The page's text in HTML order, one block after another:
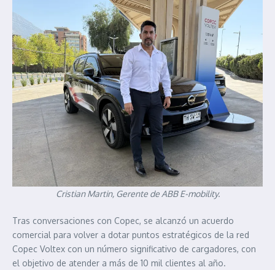
Cristian Martin, Gerente de ABB E-mobility.
Tras conversaciones con Copec, se alcanzó un acuerdo
comercial para volver a dotar puntos estratégicos de la red
Copec Voltex con un número significativo de cargadores, con
el objetivo de atender a más de 10 mil clientes al año.